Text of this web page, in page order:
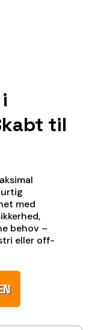
til
med
behov –
eller off-